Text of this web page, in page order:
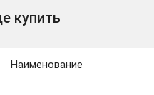
купить
Наименование